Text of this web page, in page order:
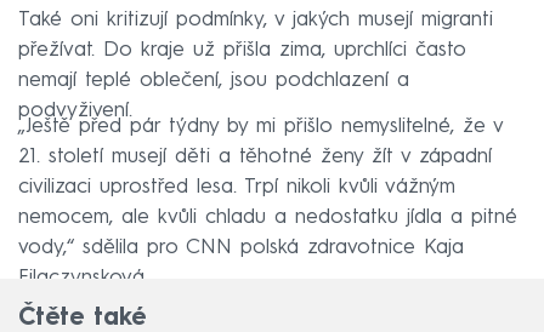
Také oni kritizují podmínky, v jakých musejí migranti
přežívat. Do kraje už přišla zima, uprchlíci často
nemají teplé oblečení, jsou podchlazení a
podvyživení.
„Ještě před pár týdny by mi přišlo nemyslitelné, že v
21. století musejí děti a těhotné ženy žít v západní
civilizaci uprostřed lesa. Trpí nikoli kvůli vážným
nemocem, ale kvůli chladu a nedostatku jídla a pitné
vody,“ sdělila pro CNN polská zdravotnice Kaja
Filaczynsková.
Čtěte také